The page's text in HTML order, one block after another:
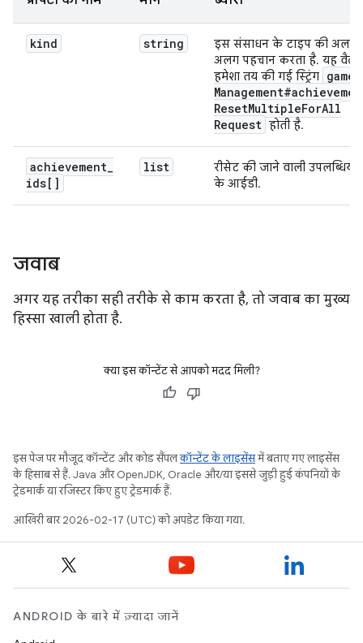
kind string
इस संसाधन के टाइप की अलग-
अलग पहचान करता है. यह वैल्यू
हमेशा तय की गई स्ट्रिंग games
ResetMultipleForAll
Request होती है.
achievement_
ids[]
list
रीसेट की जाने वाली उपलब्धियों
के आईडी.
जवाब
अगर यह तरीका सही तरीके से काम करता है, तो जवाब का मुख्य
हिस्सा खाली होता है.
क्या इस कॉन्टेंट से आपको मदद मिली?
इस पेज पर मौजूद कॉन्टेंट और कोड सैंपलकॉन्टेंट के लाइसेंसमें बताए गए लाइसेंस
के हिसाब से हैं. Java और OpenJDK, Oracle और/या इससे जुड़ी हुई कंपनियों के
ट्रेडमार्क या रजिस्टर किए हुए ट्रेडमार्क हैं.
आखिरी बार 2026-02-17 (UTC) को अपडेट किया गया.
ANDROID के बारे में ज़्यादा जानें